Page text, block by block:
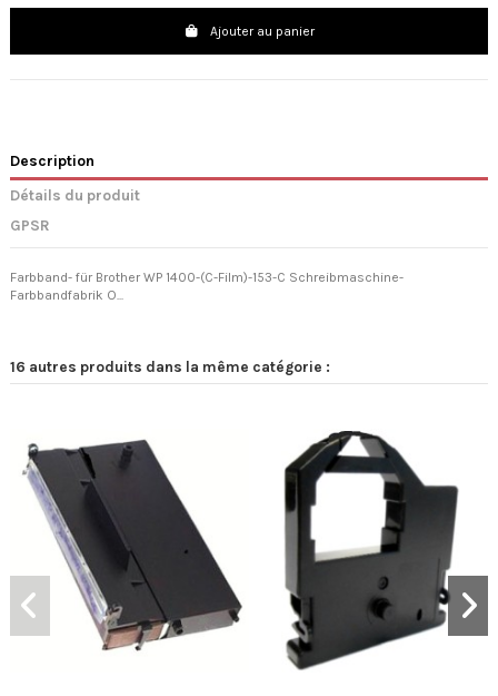
Ajouter au panier
Description
Détails du produit
GPSR
Farbband- für Brother WP 1400-(C-Film)-153-C Schreibmaschine-
Farbbandfabrik O...
16 autres produits dans la même catégorie :